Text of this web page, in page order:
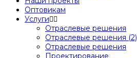
Оптовикам
Услуги
Отраслевые решения
Отраслевые решения (2)
Отраслевые решения
Проектирование